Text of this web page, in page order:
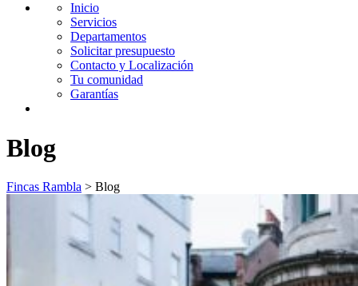
Inicio
Servicios
Departamentos
Solicitar presupuesto
Contacto y Localización
Tu comunidad
Garantías
Blog
Fincas Rambla > Blog